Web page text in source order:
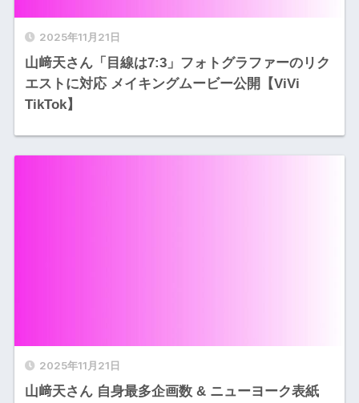
2025年11月21日
山﨑天さん「目線は7:3」フォトグラファーのリク
エストに対応 メイキングムービー公開【ViVi
TikTok】
2025年11月21日
山﨑天さん 自身最多企画数 & ニューヨーク表紙